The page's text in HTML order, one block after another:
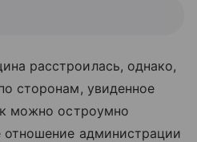
расстроилась, однако,
сторонам, увиденное
можно остроумно
отношение администрации